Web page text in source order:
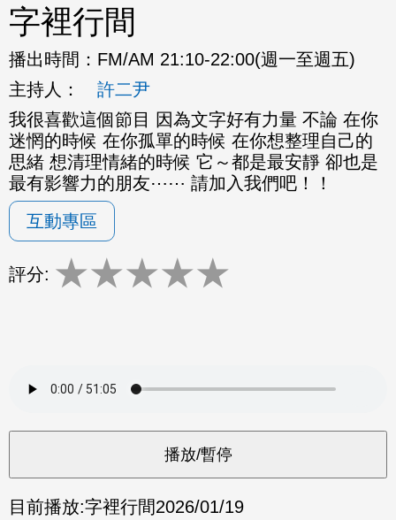
字裡行間
播出時間： FM/AM 21:10-22:00(週一至週五)
主持人：
許二尹
我很喜歡這個節目 因為文字好有力量 不論 在你
迷惘的時候 在你孤單的時候 在你想整理自己的
思緒 想清理情緒的時候 它～都是最安靜 卻也是
最有影響力的朋友⋯⋯ 請加入我們吧！！
互動專區
評分: ★★★★★
目前播放:字裡行間2026/01/19